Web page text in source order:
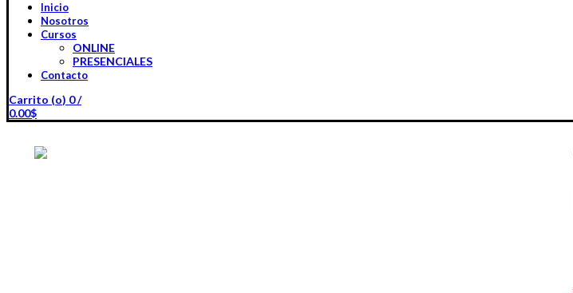
Inicio
Nosotros
Cursos
ONLINE
PRESENCIALES
Contacto
Carrito (o) 0/
0.00$